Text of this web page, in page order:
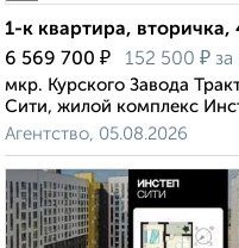
1-к квартира,
6 569 700 ₽ 152 500 ₽ за
мкр. Курского Завода
Сити, жилой комплекс
Агентство, 05.08.2026